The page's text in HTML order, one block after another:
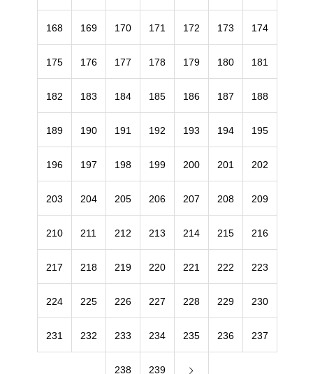
168 169 170 171 172 173 174
175 176 177 178 179 180 181
182 183 184 185 186 187 188
189 190 191 192 193 194 195
196 197 198 199 200 201 202
203 204 205 206 207 208 209
210 211 212 213 214 215 216
217 218 219 220 221 222 223
224 225 226 227 228 229 230
231 232 233 234 235 236 237
238 239